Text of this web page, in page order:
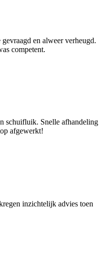
en alweer verheugd.
competent.
schuifluik. Snelle afhandeling
afgewerkt!
inzichtelijk advies toen